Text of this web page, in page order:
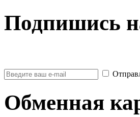
Подпишись
Обменная